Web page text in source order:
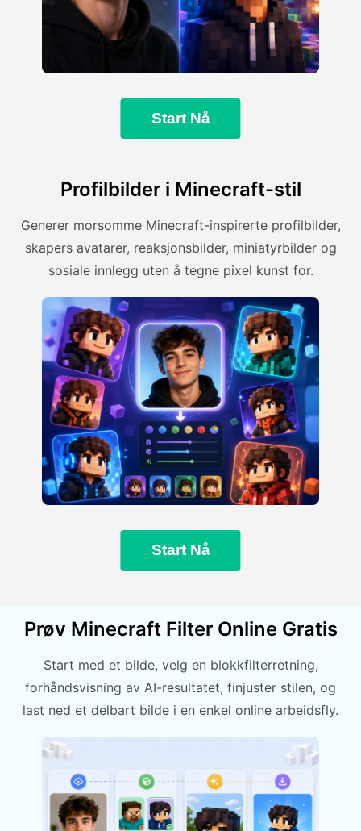
Start Nå
Profilbilder i Minecraft-stil
Generer morsomme Minecraft-inspirerte profilbilder,
skapers avatarer, reaksjonsbilder, miniatyrbilder og
sosiale innlegg uten å tegne pixel kunst for.
Start Nå
Prøv Minecraft Filter Online Gratis
Start med et bilde, velg en blokkfilterretning,
forhåndsvisning av AI-resultatet, finjuster stilen, og
last ned et delbart bilde i en enkel online arbeidsfly.